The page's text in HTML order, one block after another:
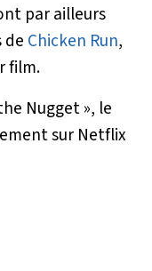
par ailleurs
de Chicken Run,
film.
Nugget », le
sur Netflix